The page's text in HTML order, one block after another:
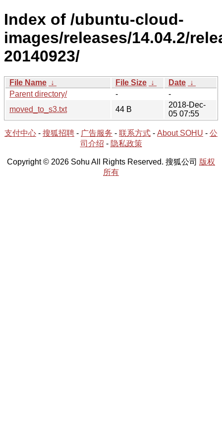
Index of /ubuntu-cloud-
images/releases/14.04.2/
20140923/
File Name ↓ File Size ↓ Date ↓
Parent directory/
-
-
moved_to_s3.txt
44 B
2018-Dec-
05 07:55
支付中心 - 搜狐招聘 - 广告服务 - 联系方式 - About SOHU - 公
司介绍 - 隐私政策
Copyright © 2026 Sohu All Rights Reserved. 搜狐公司 版权
所有